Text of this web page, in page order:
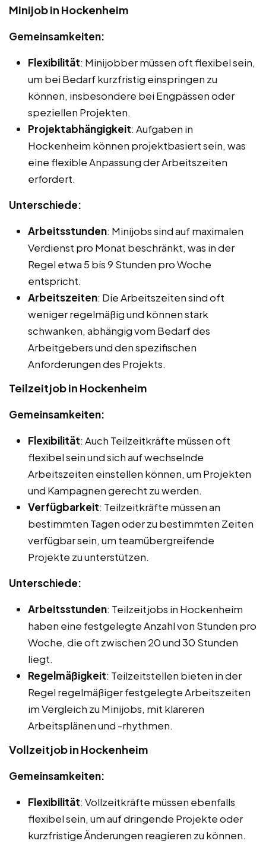
Minijob in Hockenheim
Gemeinsamkeiten:
Flexibilität: Minijobber müssen oft flexibel sein,
um bei Bedarf kurzfristig einspringen zu
können, insbesondere bei Engpässen oder
speziellen Projekten.
Projektabhängigkeit: Aufgaben in
Hockenheim können projektbasiert sein, was
eine flexible Anpassung der Arbeitszeiten
erfordert.
Unterschiede:
Arbeitsstunden: Minijobs sind auf maximalen
Verdienst pro Monat beschränkt, was in der
Regel etwa 5 bis 9 Stunden pro Woche
entspricht.
Arbeitszeiten: Die Arbeitszeiten sind oft
weniger regelmäßig und können stark
schwanken, abhängig vom Bedarf des
Arbeitgebers und den spezifischen
Anforderungen des Projekts.
Teilzeitjob in Hockenheim
Gemeinsamkeiten:
Flexibilität: Auch Teilzeitkräfte müssen oft
flexibel sein und sich auf wechselnde
Arbeitszeiten einstellen können, um Projekten
und Kampagnen gerecht zu werden.
Verfügbarkeit: Teilzeitkräfte müssen an
bestimmten Tagen oder zu bestimmten Zeiten
verfügbar sein, um teamübergreifende
Projekte zu unterstützen.
Unterschiede:
Arbeitsstunden: Teilzeitjobs in Hockenheim
haben eine festgelegte Anzahl von Stunden pro
Woche, die oft zwischen 20 und 30 Stunden
liegt.
Regelmäßigkeit: Teilzeitstellen bieten in der
Regel regelmäßiger festgelegte Arbeitszeiten
im Vergleich zu Minijobs, mit klareren
Arbeitsplänen und -rhythmen.
Vollzeitjob in Hockenheim
Gemeinsamkeiten:
Flexibilität: Vollzeitkräfte müssen ebenfalls
flexibel sein, um auf dringende Projekte oder
kurzfristige Änderungen reagieren zu können.